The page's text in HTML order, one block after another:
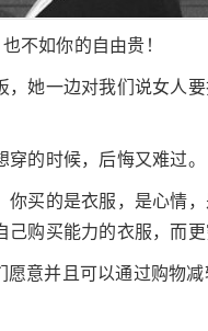
不如你的自由贵！
她一边对我们说女人
的时候，后悔又难过。
买的是衣服，是心情
购买能力的衣服，而更
意并且可以通过购物